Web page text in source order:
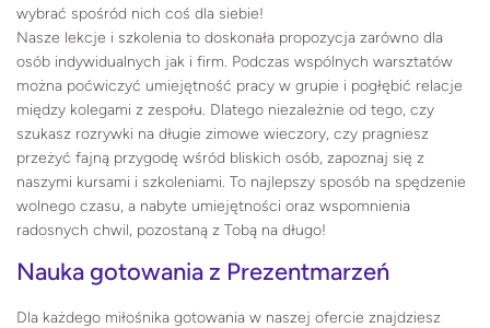
wybrać spośród nich coś dla siebie!
Nasze lekcje i szkolenia to doskonała propozycja zarówno dla
osób indywidualnych jak i firm. Podczas wspólnych warsztatów
można poćwiczyć umiejętność pracy w grupie i pogłębić relacje
między kolegami z zespołu. Dlatego niezależnie od tego, czy
szukasz rozrywki na długie zimowe wieczory, czy pragniesz
przeżyć fajną przygodę wśród bliskich osób, zapoznaj się z
naszymi kursami i szkoleniami. To najlepszy sposób na spędzenie
wolnego czasu, a nabyte umiejętności oraz wspomnienia
radosnych chwil, pozostaną z Tobą na długo!
Nauka gotowania z Prezentmarzeń
Dla każdego miłośnika gotowania w naszej ofercie znajdziesz